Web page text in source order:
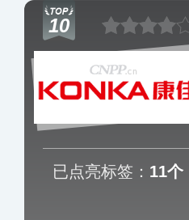
10
已点亮标签： 11个